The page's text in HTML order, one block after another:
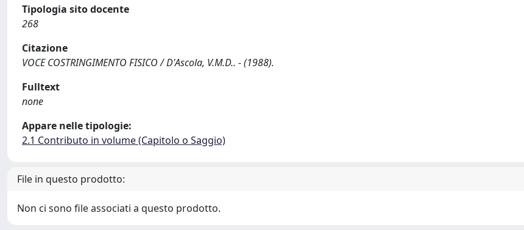
Tipologia sito docente
268
Citazione
VOCE COSTRINGIMENTO FISICO / D'Ascola, V.M.D.. - (1988).
Fulltext
none
Appare nelle tipologie:
2.1 Contributo in volume (Capitolo o Saggio)
File in questo prodotto:
Non ci sono file associati a questo prodotto.